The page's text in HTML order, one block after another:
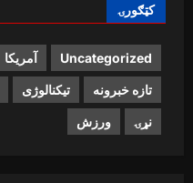
کټګورۍ
Uncategorized آمریکا
تازه خبرونه تیکنالوژی
نړۍ ورزش